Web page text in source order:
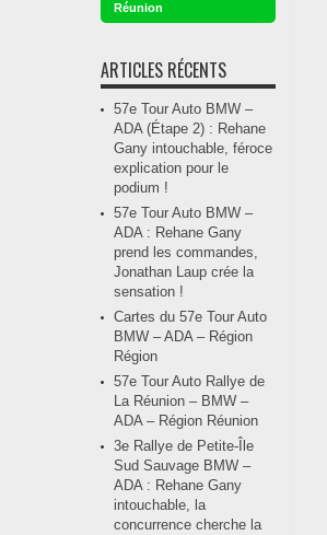
Réunion
ARTICLES RÉCENTS
57e Tour Auto BMW –
ADA (Étape 2) : Rehane
Gany intouchable, féroce
explication pour le
podium !
57e Tour Auto BMW –
ADA : Rehane Gany
prend les commandes,
Jonathan Laup crée la
sensation !
Cartes du 57e Tour Auto
BMW – ADA – Région
Région
57e Tour Auto Rallye de
La Réunion – BMW –
ADA – Région Réunion
3e Rallye de Petite-Île
Sud Sauvage BMW –
ADA : Rehane Gany
intouchable, la
concurrence cherche la